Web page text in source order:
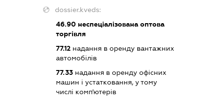
dossier.kveds:
46.90 неспеціалізована оптова
торгівля
77.12 надання в оренду вантажних
автомобілів
77.33 надання в оренду офісних
машин і устатковання, у тому
числі комп'ютерів